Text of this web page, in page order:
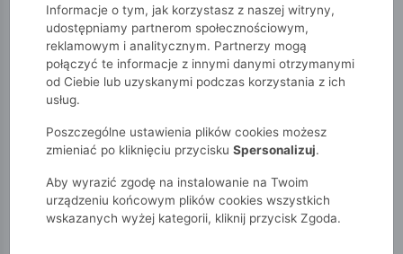
51015kids Akcesoria Bielizna
BIELIZNA
POKAŻ FILTRY
Informacje o tym, jak korzystasz z naszej witryny,
udostępniamy partnerom społecznościowym,
reklamowym i analitycznym. Partnerzy mogą
połączyć te informacje z innymi danymi otrzymanymi
od Ciebie lub uzyskanymi podczas korzystania z ich
usług.
Poszczególne ustawienia plików cookies możesz
zmieniać po kliknięciu przycisku Spersonalizuj.
Aby wyrazić zgodę na instalowanie na Twoim
urządzeniu końcowym plików cookies wszystkich
wskazanych wyżej kategorii, kliknij przycisk Zgoda.